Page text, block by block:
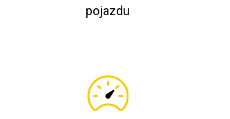
pojazdu